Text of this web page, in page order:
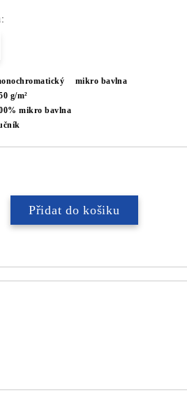
mikro bavlna
g/m²
mikro bavlna